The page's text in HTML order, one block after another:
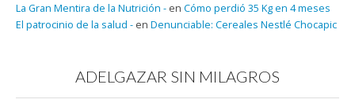
La Gran Mentira de la Nutrición - en Cómo perdió 35 Kg en 4 meses
El patrocinio de la salud - en Denunciable: Cereales Nestlé Chocapic
ADELGAZAR SIN MILAGROS